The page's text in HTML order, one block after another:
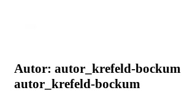
Autor: autor_krefeld-bockum
autor_krefeld-bockum